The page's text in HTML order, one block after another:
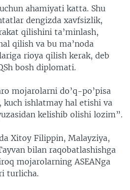
ahamiyati katta. Shu
dengizda xavfsizlik,
qilishini ta’minlash,
qilish va bu ma’noda
rioya qilish kerak, deb
bosh diplomati.
mojarolarni do’q-po’pisa
ishlatmay hal etishi va
kelishib olishi lozim”.
Xitoy Filippin, Malayziya,
bilan raqobatlashishga
mojarolarning ASEANga
turlicha.